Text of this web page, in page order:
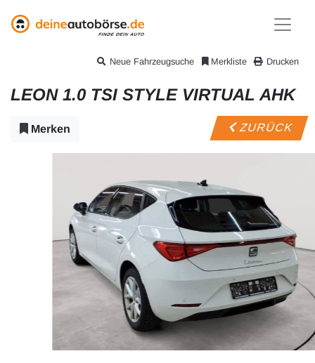
Drucken
Merkliste
Neue Fahrzeugsuche
LEON 1.0 TSI STYLE VIRTUAL AHK
Merken ZURÜCK